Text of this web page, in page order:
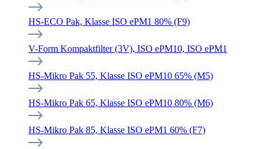
HS-ECO Pak, Klasse ISO ePM1 80% (F9)
V-Form Kompaktfilter (3V), ISO ePM10, ISO ePM1
HS-Mikro Pak 55, Klasse ISO ePM10 65% (M5)
HS-Mikro Pak 65, Klasse ISO ePM10 80% (M6)
HS-Mikro Pak 85, Klasse ISO ePM1 60% (F7)